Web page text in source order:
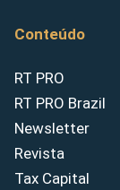
Conteúdo
RT PRO
RT PRO Brazil
Newsletter
Revista
Tax Capital